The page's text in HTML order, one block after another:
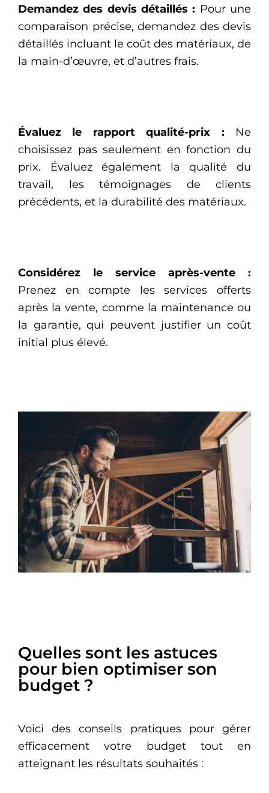
Demandez des devis détaillés : Pour une
comparaison précise, demandez des devis
détaillés incluant le coût des matériaux, de
la main-d’œuvre, et d’autres frais.
Évaluez le rapport qualité-prix : Ne
choisissez pas seulement en fonction du
prix. Évaluez également la qualité du
travail, les témoignages de clients
précédents, et la durabilité des matériaux.
Considérez le service après-vente :
Prenez en compte les services offerts
après la vente, comme la maintenance ou
la garantie, qui peuvent justifier un coût
initial plus élevé.
Quelles sont les astuces
pour bien optimiser son
budget ?
Voici des conseils pratiques pour gérer
efficacement votre budget tout en
atteignant les résultats souhaités :